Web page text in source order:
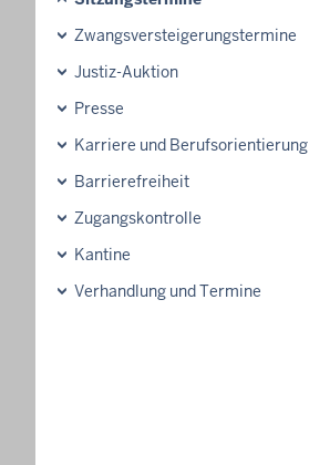
Zwangsversteigerungstermine
Justiz-Auktion
Presse
Karriere und Berufsorientierung
Barrierefreiheit
Zugangskontrolle
Kantine
Verhandlung und Termine